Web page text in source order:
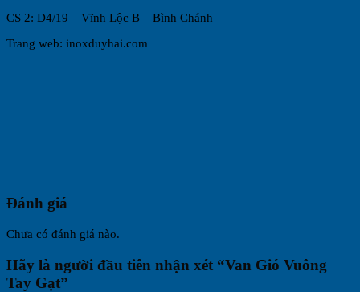
CS 2: D4/19 – Vĩnh Lộc B – Bình Chánh
Trang web: inoxduyhai.com
Đánh giá
Chưa có đánh giá nào.
Hãy là người đầu tiên nhận xét “Van Gió Vuông
Tay Gạt”